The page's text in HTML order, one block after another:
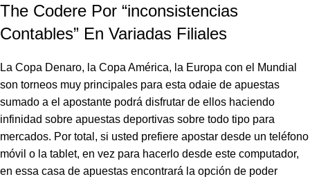
The Codere Por “inconsistencias
Contables” En Variadas Filiales
La Copa Denaro, la Copa América, la Europa con el Mundial
son torneos muy principales para esta odaie de apuestas
sumado a el apostante podrá disfrutar de ellos haciendo
infinidad sobre apuestas deportivas sobre todo tipo para
mercados. Por total, si usted prefiere apostar desde un teléfono
móvil o la tablet, en vez para hacerlo desde este computador,
en essa casa de apuestas encontrará la opción de poder